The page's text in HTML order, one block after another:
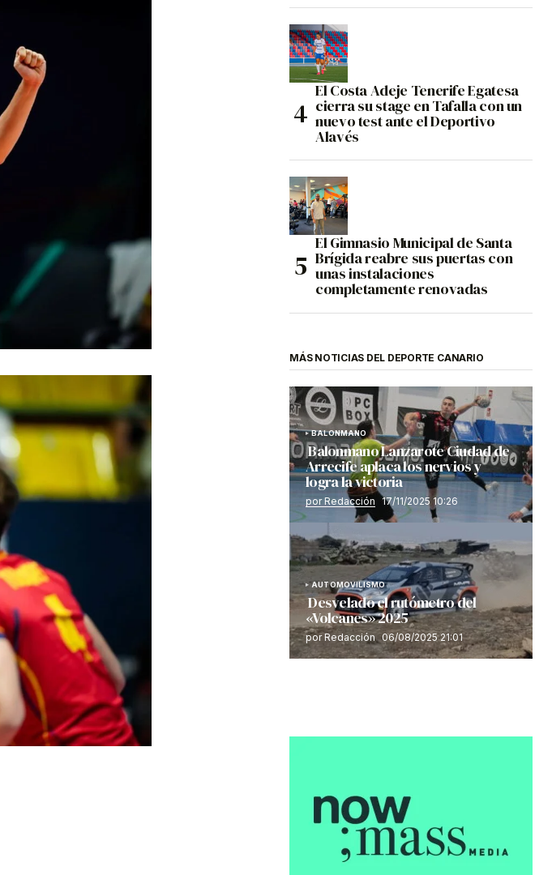
El Costa Adeje Tenerife Egatesa
cierra su stage en Tafalla con un
nuevo test ante el Deportivo
Alavés
El Gimnasio Municipal de Santa
Brígida reabre sus puertas con
unas instalaciones
completamente renovadas
MÁS NOTICIAS DEL DEPORTE CANARIO
BALONMANO
Balonmano Lanzarote Ciudad de
Arrecife aplaca los nervios y
logra la victoria
por Redacción 17/11/2025 10:26
AUTOMOVILISMO
Desvelado el rutómetro del
«Volcanes» 2025
por Redacción 06/08/2025 21:01